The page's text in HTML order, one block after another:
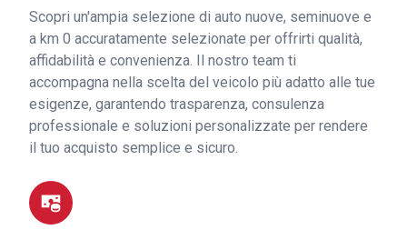
Scopri un'ampia selezione di auto nuove, seminuove e
a km 0 accuratamente selezionate per offrirti qualità,
affidabilità e convenienza. Il nostro team ti
accompagna nella scelta del veicolo più adatto alle tue
esigenze, garantendo trasparenza, consulenza
professionale e soluzioni personalizzate per rendere
il tuo acquisto semplice e sicuro.